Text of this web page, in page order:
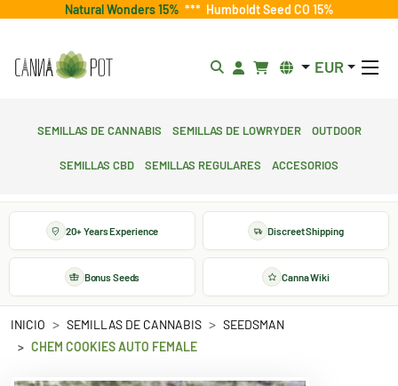
Natural Wonders 15% *** Humboldt Seed CO 15%
EUR
Semillas de cannabis Semillas de lowryder Outdoor
Semillas CBD Semillas regulares Accesorios
20+ Years Experience Discreet Shipping
Bonus Seeds Canna Wiki
INICIO SEMILLAS DE CANNABIS
SEEDSMAN
CHEM COOKIES AUTO FEMALE